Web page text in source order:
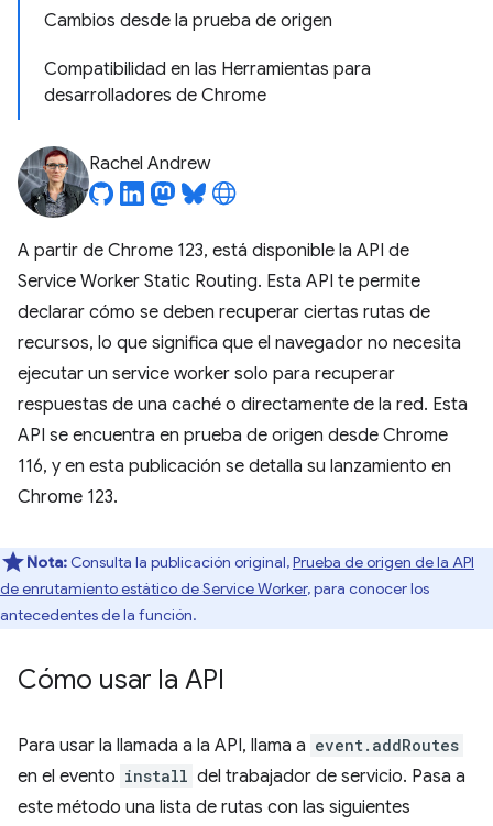
Cambios desde la prueba de origen
Compatibilidad en las Herramientas para
desarrolladores de Chrome
Rachel Andrew
A partir de Chrome 123, está disponible la API de
Service Worker Static Routing. Esta API te permite
declarar cómo se deben recuperar ciertas rutas de
recursos, lo que significa que el navegador no necesita
ejecutar un service worker solo para recuperar
respuestas de una caché o directamente de la red. Esta
API se encuentra en prueba de origen desde Chrome
116, y en esta publicación se detalla su lanzamiento en
Chrome 123.
Nota: Consulta la publicación original,Prueba de origen de la API
de enrutamiento estático de Service Worker, para conocer los
antecedentes de la función.
Cómo usar la API
Para usar la llamada a la API, llama a event.addRoutes
en el evento install del trabajador de servicio. Pasa a
este método una lista de rutas con las siguientes